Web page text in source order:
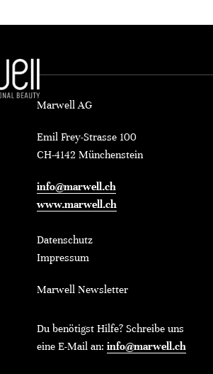
Marwell AG
Emil Frey-Strasse 100
CH-4142 Münchenstein
info@marwell.ch
www.marwell.ch
Datenschutz
Impressum
Marwell Newsletter
Du benötigst Hilfe? Schreibe uns
eine E-Mail an: info@marwell.ch